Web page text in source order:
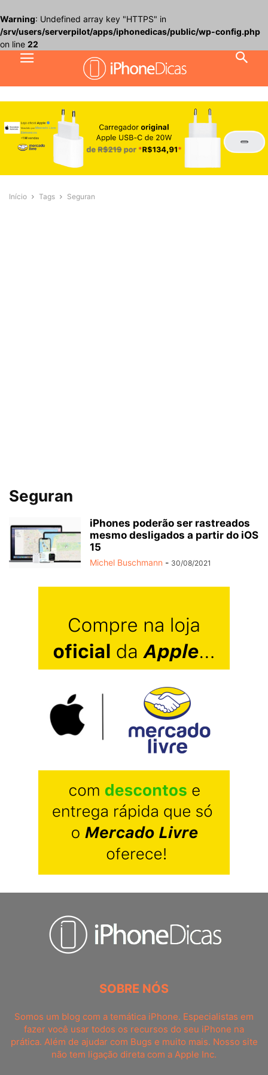
Warning: Undefined array key "HTTPS" in
/srv/users/serverpilot/apps/iphonedicas/public/wp-config.php
on line 22
Início Tags Seguran
Seguran
iPhones poderão ser rastreados
mesmo desligados a partir do iOS
15
Michel Buschmann - 30/08/2021
SOBRE NÓS
Somos um blog com a temática iPhone. Especialistas em
fazer você usar todos os recursos do seu iPhone na
prática. Além de ajudar com Bugs e muito mais. Nosso site
não tem ligação direta com a Apple Inc.